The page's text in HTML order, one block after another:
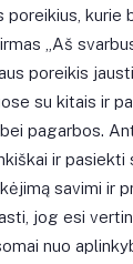
kurie
„Aš
poreikis
su kitais ir
pagarbos.
ir
savimi ir
jog esi
nuo